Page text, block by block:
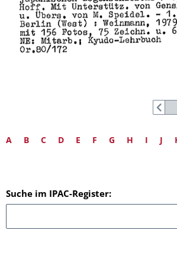
A B C D E F G H I J
Suche im IPAC-Register: